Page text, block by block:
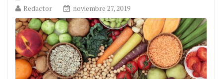
Redactor noviembre 27, 2019